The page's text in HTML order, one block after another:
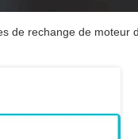
de rechange de moteur